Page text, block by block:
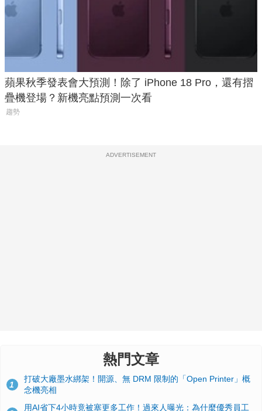
蘋果秋季發表會大預測！除了 iPhone 18 Pro，還有摺
疊機登場？新機亮點預測一次看
趨勢
ADVERTISEMENT
熱門文章
1
打破大廠墨水綁架！開源、無 DRM 限制的「Open Printer」概
念機亮相
用AI省下4小時竟被塞更多工作！過來人曝光：為什麼優秀員工